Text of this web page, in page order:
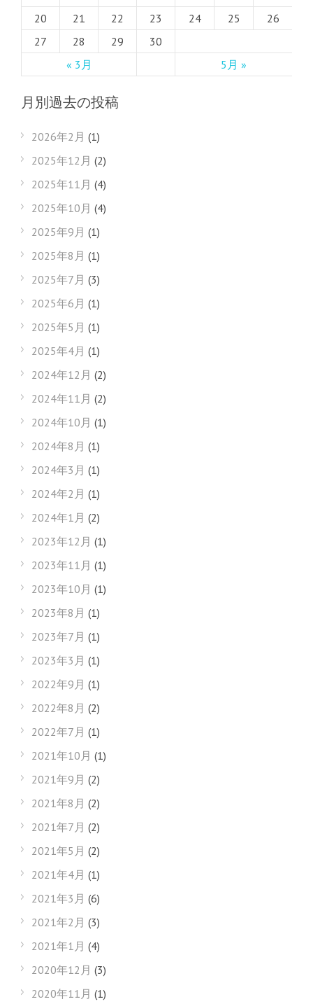
« 3月 5月 »
20
21 22 23 24 25
26
27
28 29 30
月別過去の投稿
2026年2月 (1)
2025年12月 (2)
2025年11月 (4)
2025年10月 (4)
2025年9月 (1)
2025年8月 (1)
2025年7月 (3)
2025年6月 (1)
2025年5月 (1)
2025年4月 (1)
2024年12月 (2)
2024年11月 (2)
2024年10月 (1)
2024年8月 (1)
2024年3月 (1)
2024年2月 (1)
2024年1月 (2)
2023年12月 (1)
2023年11月 (1)
2023年10月 (1)
2023年8月 (1)
2023年7月 (1)
2023年3月 (1)
2022年9月 (1)
2022年8月 (2)
2022年7月 (1)
2021年10月 (1)
2021年9月 (2)
2021年8月 (2)
2021年7月 (2)
2021年5月 (2)
2021年4月 (1)
2021年3月 (6)
2021年2月 (3)
2021年1月 (4)
2020年12月 (3)
2020年11月 (1)